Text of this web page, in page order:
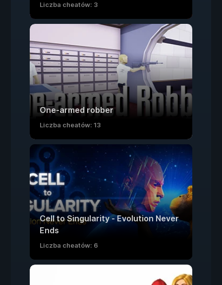
Liczba cheatów: 3
One-armed robber
Liczba cheatów: 13
Cell to Singularity - Evolution Never
Ends
Liczba cheatów: 6